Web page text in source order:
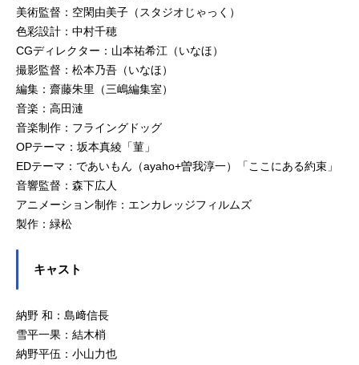
美術監督：空閑由美子（スタジオじゃっく）
色彩設計：中村千穂
CGディレクター：山本祐希江（いなほ）
撮影監督：松本乃吾（いなほ）
編集：齋藤朱里（三嶋編集室）
音楽：高田漣
音楽制作：フライングドッグ
OPテーマ：坂本真綾「菫」
EDテーマ：であいもん（ayaho+曽我淳一）「ここにある約束」
音響監督：森下広人
アニメーション制作：エンカレッジフィルムズ
製作：緑松
キャスト
納野 和：島﨑信長
雪平一果：結木梢
納野平伍：小山力也